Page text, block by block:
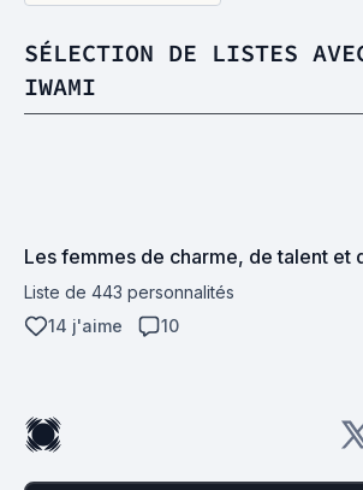
SÉLECTION DE LISTES
IWAMI
Les femmes de charme, de talent et
Liste de 443 personnalités
14 j'aime
10